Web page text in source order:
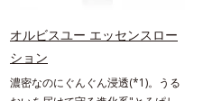
シリーズは美容成分(*7)として
「G.D.F.アクティベーター(*8)」を
配合。そして、従来から配合してい
る美白(*1)有効成分「トラネキサム
オルビスユー エッセンスロー
ション
濃密なのにぐんぐん浸透(*1)。うる